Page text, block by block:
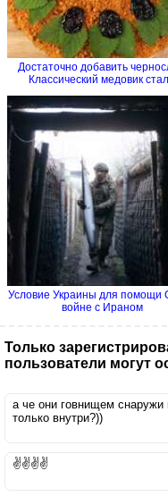
Достаточно добавить
Классический медовик
Условие Украины для помощи
войне с Ираном
Только
пользователи могут
а че они говнищем
только внутри?))
✌️✌️✌️✌️